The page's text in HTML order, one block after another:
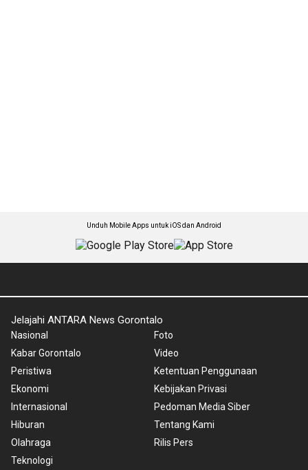
Unduh Mobile Apps untuk iOS dan Android
Jelajahi ANTARA News Gorontalo
Nasional
Kabar Gorontalo
Peristiwa
Ekonomi
Internasional
Hiburan
Olahraga
Teknologi
Foto
Video
Ketentuan Penggunaan
Kebijakan Privasi
Pedoman Media Siber
Tentang Kami
Rilis Pers